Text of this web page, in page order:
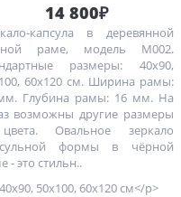
14 800₽
капсула в деревянной
раме, модель M002.
размеры: 40х90,
60х120 см. Ширина рамы:
Глубина рамы: 16 мм. На
возможны другие размеры
Овальное зеркало
формы в чёрной
- это стильн..
50х100, 60х120 см</p>